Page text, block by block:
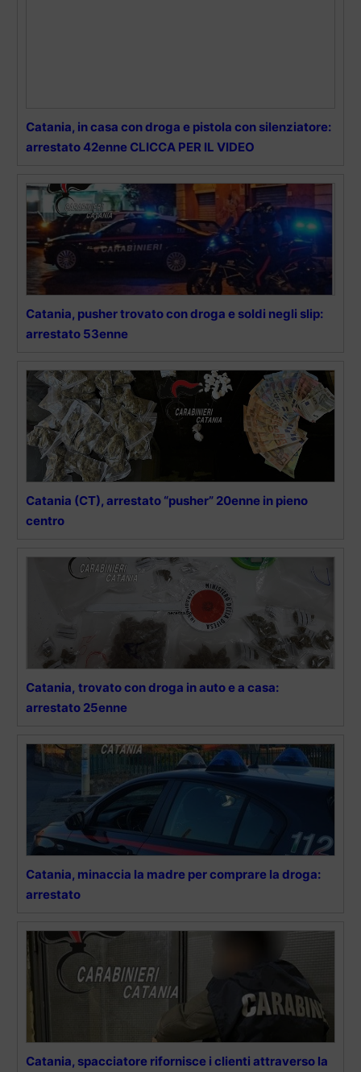
Catania, in casa con droga e pistola con silenziatore:
arrestato 42enne CLICCA PER IL VIDEO
Catania, pusher trovato con droga e soldi negli slip:
arrestato 53enne
Catania (CT), arrestato “pusher” 20enne in pieno
centro
Catania, trovato con droga in auto e a casa:
arrestato 25enne
Catania, minaccia la madre per comprare la droga:
arrestato
Catania, spacciatore rifornisce i clienti attraverso la